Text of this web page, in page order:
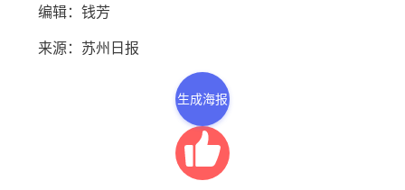
编辑：钱芳
来源：苏州日报
生成海报